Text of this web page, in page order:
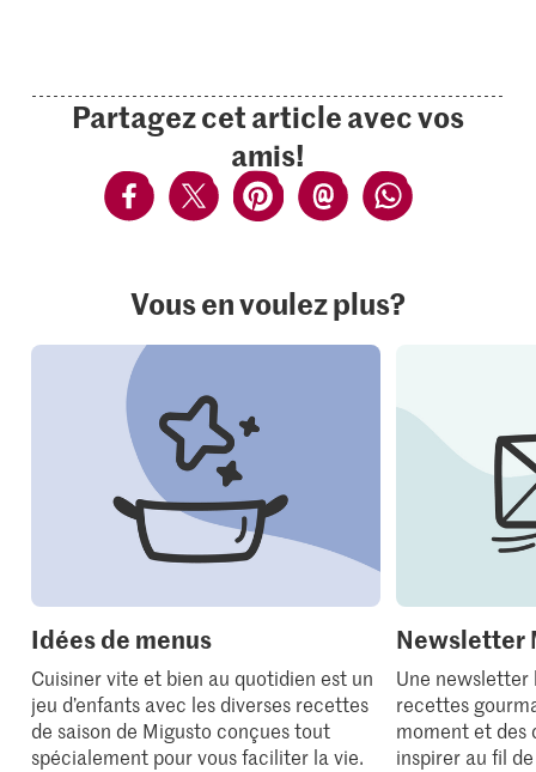
Partagez cet article avec vos
amis!
Vous en voulez plus?
Idées de menus
Cuisiner vite et bien au quotidien est un
jeu d’enfants avec les diverses recettes
de saison de Migusto conçues tout
spécialement pour vous faciliter la vie.
Newsletter
Une newsletter
recettes
moment et des
inspirer au fil